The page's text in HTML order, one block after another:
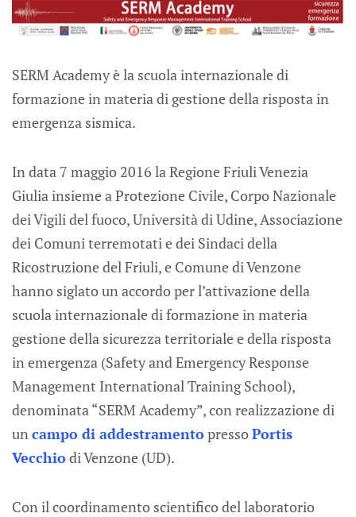
SERM Academy è la scuola internazionale di
formazione in materia di gestione della risposta in
emergenza sismica.
In data 7 maggio 2016 la Regione Friuli Venezia
Giulia insieme a Protezione Civile, Corpo Nazionale
dei Vigili del fuoco, Università di Udine, Associazione
dei Comuni terremotati e dei Sindaci della
Ricostruzione del Friuli, e Comune di Venzone
hanno siglato un accordo per l’attivazione della
scuola internazionale di formazione in materia
gestione della sicurezza territoriale e della risposta
in emergenza (Safety and Emergency Response
Management International Training School),
denominata “SERM Academy”, con realizzazione di
un campo di addestramentopressoPortis
Vecchiodi Venzone (UD).
Con il coordinamento scientifico del laboratorio